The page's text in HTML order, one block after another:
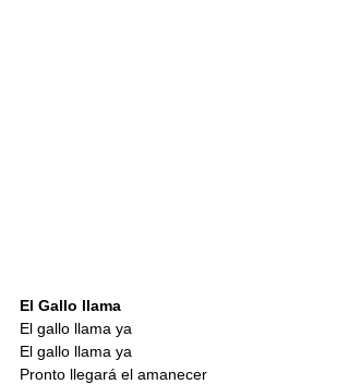
El Gallo llama
El gallo llama ya
El gallo llama ya
Pronto llegará el amanecer